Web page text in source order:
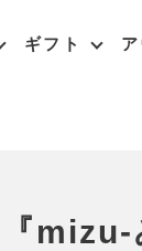
ギフト
『